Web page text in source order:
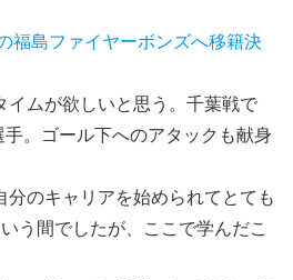
福島ファイヤーボンズへ移籍決
イムが欲しいと思う。千葉戦で
。ゴール下へのアタックも献身
分のキャリアを始められてとても
う間でしたが、ここで学んだこ